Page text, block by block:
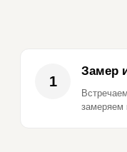
1
Замер
замеряем